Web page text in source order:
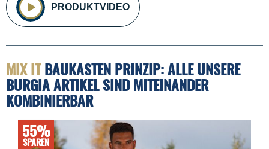
PRODUKTVIDEO
MIX ITBAUKASTEN PRINZIP: ALLE UNSERE
BURGIA ARTIKEL SIND MITEINANDER
KOMBINIERBAR
55%
SPAREN